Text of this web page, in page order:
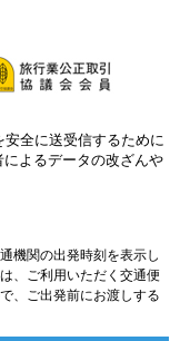
安全に送受信するために
よるデータの改ざんや
機関の出発時刻を表示し
、ご利用いただく交通便
、ご出発前にお渡しする